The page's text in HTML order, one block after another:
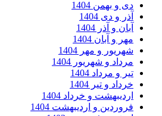
دی و بهمن 1404
آذر و دی 1404
آبان و آذر 1404
مهر و آبان 1404
شهریور و مهر 1404
مرداد و شهریور 1404
تیر و مرداد 1404
خرداد و تیر 1404
اردیبهشت و خرداد 1404
فروردین و اردیبهشت 1404